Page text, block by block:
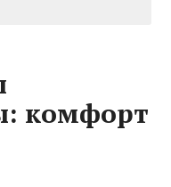
комфорт